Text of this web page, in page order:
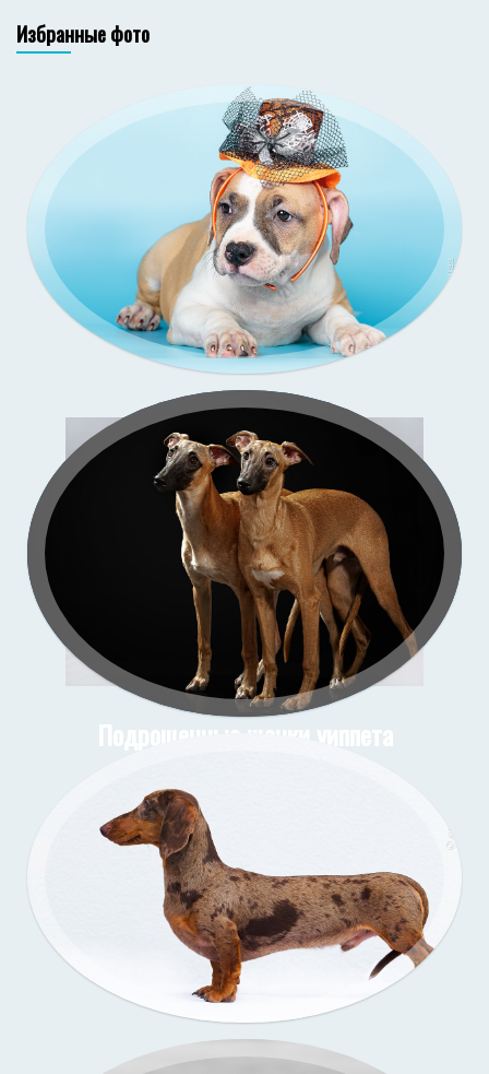
Избранные фото
Подрощенные щенки уиппета
Подрощенный щенок таксы
Съёмка у меня (улица)